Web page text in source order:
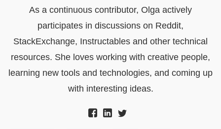
As a continuous contributor, Olga actively
participates in discussions on Reddit,
StackExchange, Instructables and other technical
resources. She loves working with creative people,
learning new tools and technologies, and coming up
with interesting ideas.